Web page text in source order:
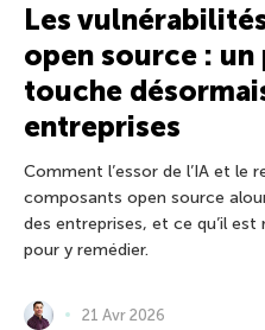
Les
open source :
touche
entreprises
Comment l’essor de l’IA et le
composants open source
des entreprises, et ce qu’il
pour y remédier.
21 Avr 2026